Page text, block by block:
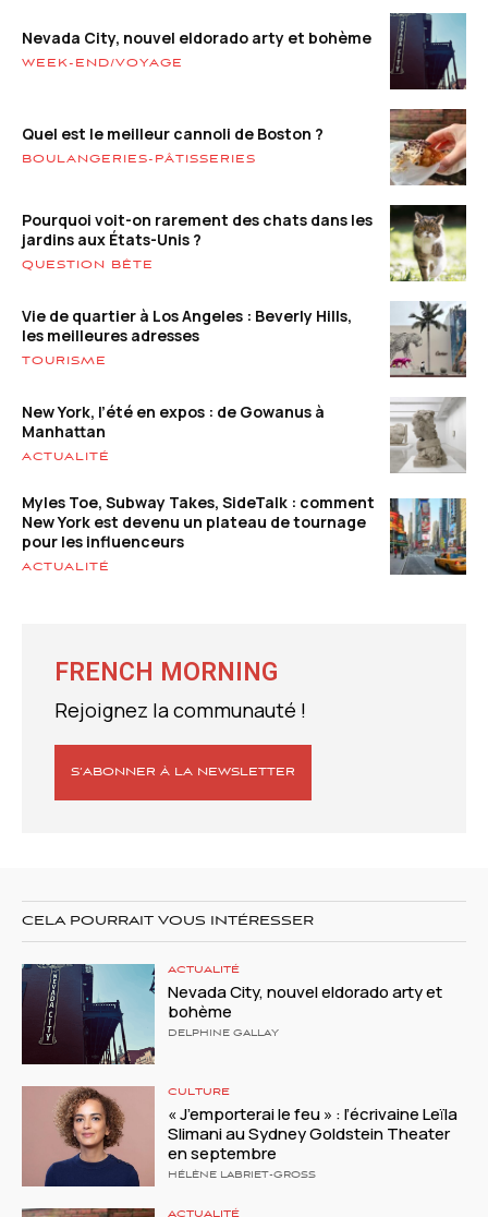
Nevada City, nouvel eldorado arty et bohème
WEEK-END/VOYAGE
Quel est le meilleur cannoli de Boston ?
BOULANGERIES-PÂTISSERIES
Pourquoi voit-on rarement des chats dans les
jardins aux États-Unis ?
QUESTION BÊTE
Vie de quartier à Los Angeles : Beverly Hills,
les meilleures adresses
TOURISME
New York, l’été en expos : de Gowanus à
Manhattan
ACTUALITÉ
Myles Toe, Subway Takes, SideTalk : comment
New York est devenu un plateau de tournage
pour les influenceurs
ACTUALITÉ
FRENCH MORNING
Rejoignez la communauté !
S’ABONNER À LA NEWSLETTER
CELA POURRAIT VOUS INTÉRESSER
ACTUALITÉ
Nevada City, nouvel eldorado arty et
bohème
DELPHINE GALLAY
CULTURE
« J’emporterai le feu » : l’écrivaine Leïla
Slimani au Sydney Goldstein Theater
en septembre
HÉLÈNE LABRIET-GROSS
ACTUALITÉ